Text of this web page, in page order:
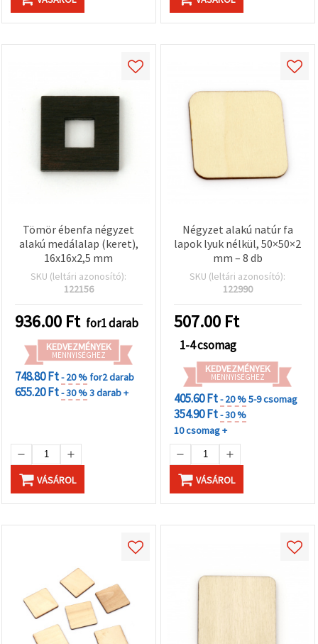
Tömör ébenfa négyzet
alakú medálalap (keret),
16x16x2,5 mm
SKU (leltári azonosító):
122156
936.00 Ft for1 darab
KEDVEZMÉNYEK
MENNYISÉGHEZ
748.80 Ft- 20 %for2 darab
655.20 Ft- 30 %3 darab +
VÁSÁROL
Négyzet alakú natúr fa
lapok lyuk nélkül, 50×50×2
mm – 8 db
SKU (leltári azonosító):
122990
507.00 Ft
1-4 csomag
KEDVEZMÉNYEK
MENNYISÉGHEZ
405.60 Ft- 20 %5-9 csomag
354.90 Ft- 30 %
10 csomag +
VÁSÁROL